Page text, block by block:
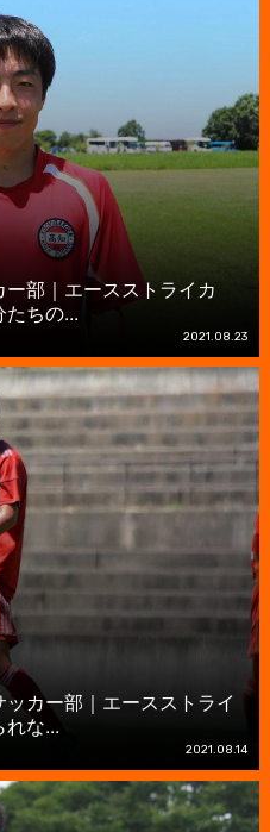
部｜エースストライカ
ちの...
2021.08.23
カー部｜エースストライ
な...
2021.08.14